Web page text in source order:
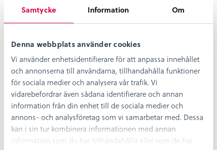
Samtycke Information Om
Denna webbplats använder cookies
Vi använder enhetsidentifierare för att anpassa innehållet
och annonserna till användarna, tillhandahålla funktioner
för sociala medier och analysera vår trafik. Vi
vidarebefordrar även sådana identifierare och annan
information från din enhet till de sociala medier och
annons- och analysföretag som vi samarbetar med. Dessa
kan i sin tur kombinera informationen med annan
information som du har tillhandahållit eller som de har
Länsstyrelsen i Kalmar län att utföra en
arkeologisk förundersökning på fastigheten
215:1, Borgholms kommun, Öland, i samband
med husbyggnation och dragning av
ledningschakt. Inom fornlämning RAÄ 215:1 har
en mängd antikvariska ingrepp skett de senaste
35 åren. Utifrån det rådande kunskapsläget fanns
det därför goda skäl att boplatslämningar såväl
som gravar skullen kunna komma att beröras i
samband med markexploatering. Läs mer